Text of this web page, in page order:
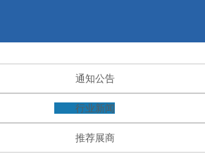
通知公告
行业新闻
推荐展商